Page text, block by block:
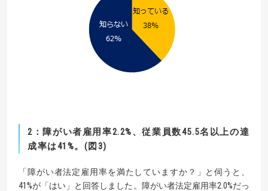
2 ：障がい者雇用率2.2%、従業員数45.5名以上の達
成率は41%。 ( 図 3)
「障がい者法定雇用率を満たしていますか？」と伺うと、
41%が「はい」と回答しました。障がい者法定雇用率2.0%だっ